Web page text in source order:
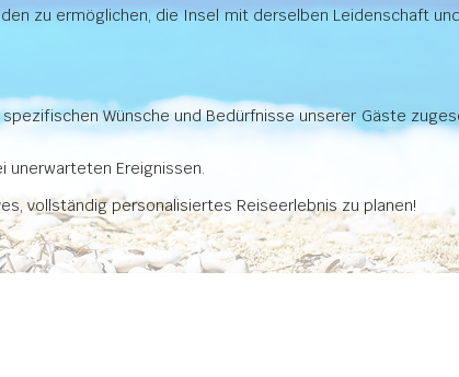
zu ermöglichen, die Insel mit derselben Leidenschaft
Wünsche und Bedürfnisse unserer Gäste
unerwarteten Ereignissen.
vollständig personalisiertes Reiseerlebnis zu planen!